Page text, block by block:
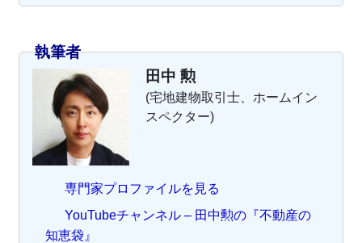
執筆者
田中 勲
(宅地建物取引士、ホームイン
スペクター)
専門家プロファイルを見る
YouTubeチャンネル – 田中勲の『不動産の
知恵袋』